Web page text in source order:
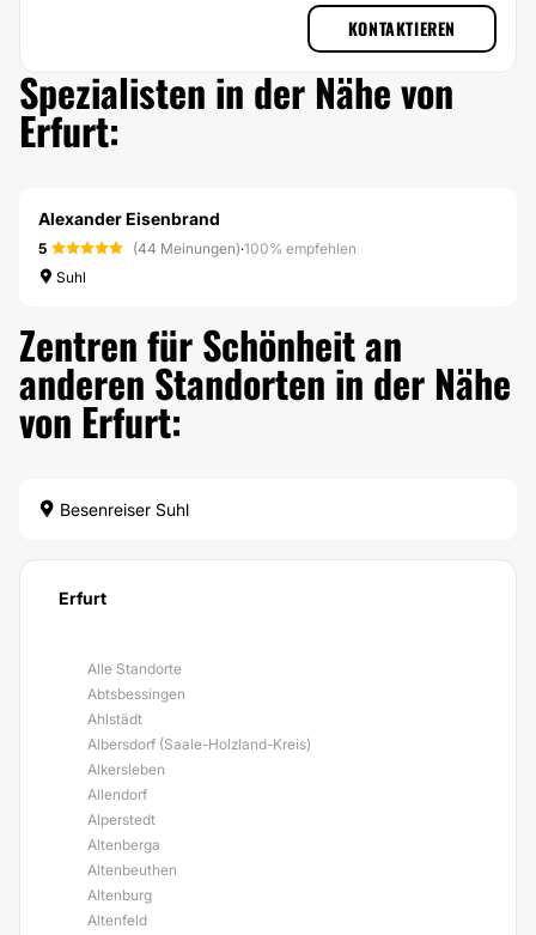
KONTAKTIEREN
Spezialisten in der Nähe von
Erfurt:
Alexander Eisenbrand
5 (44 Meinungen)·100% empfehlen
Suhl
Zentren für Schönheit an
anderen Standorten in der Nähe
von Erfurt:
Besenreiser Suhl
Erfurt
Alle Standorte
Abtsbessingen
Ahlstädt
Albersdorf (Saale-Holzland-Kreis)
Alkersleben
Allendorf
Alperstedt
Altenberga
Altenbeuthen
Altenburg
Altenfeld